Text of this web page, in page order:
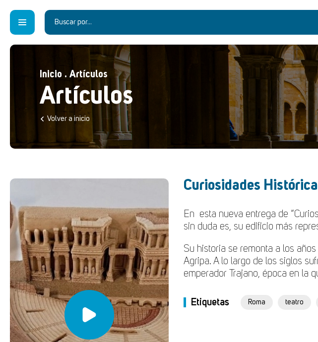
Inicio . Artículos
Artículos
Volver a inicio
Curiosidades
En esta nueva entrega de
sin duda es, su edificio más
Su historia se remonta a los
Agripa. A lo largo de los siglos
emperador Trajano, época en la
Etiquetas Roma teatro